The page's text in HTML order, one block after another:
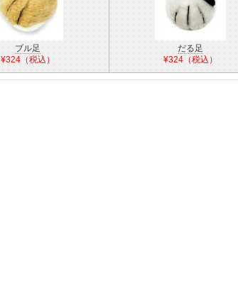
ブル足
¥324（税込）
だる足
¥324（税込）